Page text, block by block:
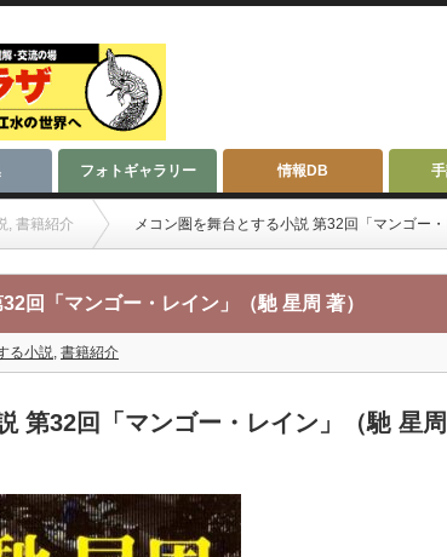
フォトギャラリー 情報DB
, 書籍紹介 メコン圏を舞台とする小説 第32回「マンゴー・
回「マンゴー・レイン」（馳 星周 著）
る小説, 書籍紹介
第32回「マンゴー・レイン」（馳 星周